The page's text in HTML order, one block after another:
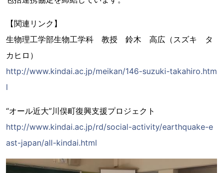
【関連リンク】
生物理工学部生物工学科 教授 鈴木 高広（スズキ タ
カヒロ）
http://www.kindai.ac.jp/meikan/146-suzuki-takahiro.htm
l
“オール近大”川俣町復興支援プロジェクト
http://www.kindai.ac.jp/rd/social-activity/earthquake-e
ast-japan/all-kindai.html